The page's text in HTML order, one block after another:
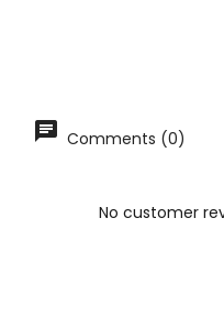
Comments (0)
No customer